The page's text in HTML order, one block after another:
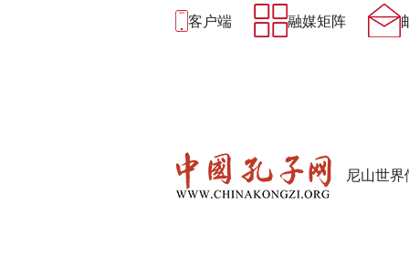
客户端 融媒矩阵
尼山世